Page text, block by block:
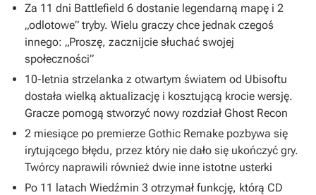
Za 11 dni Battlefield 6 dostanie legendarną mapę i 2
„odlotowe” tryby. Wielu graczy chce jednak czegoś
innego: „Proszę, zacznijcie słuchać swojej
społeczności”
10-letnia strzelanka z otwartym światem od Ubisoftu
dostała wielką aktualizację i kosztującą krocie wersję.
Gracze pomogą stworzyć nowy rozdział Ghost Recon
2 miesiące po premierze Gothic Remake pozbywa się
irytującego błędu, przez który nie dało się ukończyć gry.
Twórcy naprawili również dwie inne istotne usterki
Po 11 latach Wiedźmin 3 otrzymał funkcję, którą CD